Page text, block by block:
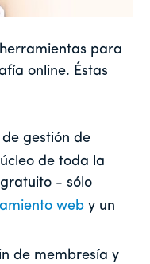
para
online. Éstas
gestión de
de toda la
- sólo
web y un
de membresía y